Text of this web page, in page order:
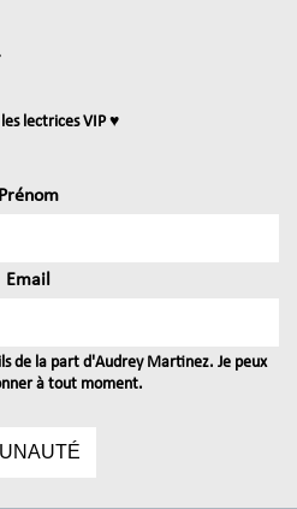
lectrices VIP ♥
Prénom
Email
de la part d'Audrey Martinez. Je peux
à tout moment.